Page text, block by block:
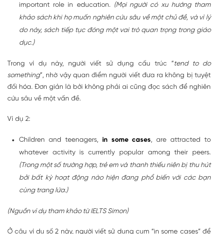
important role in education. (Mọi người có xu hướng tham
khảo sách khi họ muốn nghiên cứu sâu về một chủ đề, và vì lý
do này, sách tiếp tục đóng một vai trò quan trọng trong giáo
dục.)
Trong ví dụ này, người viết sử dụng cấu trúc “tend to do
something”, nhờ vậy quan điểm người viết đưa ra không bị tuyệt
đối hóa. Đơn giản là bởi không phải ai cũng đọc sách để nghiên
cứu sâu về một vấn đề.
Ví dụ 2:
Children and teenagers, in some cases, are attracted to
whatever activity is currently popular among their peers.
(Trong một số trường hợp, trẻ em và thanh thiếu niên bị thu hút
bởi bất kỳ hoạt động nào hiện đang phổ biến với các bạn
cùng trang lứa.)
(Nguồn ví dụ tham khảo từ IELTS Simon)
Ở câu ví dụ số 2 này, người viết sử dụng cụm “in some cases” để